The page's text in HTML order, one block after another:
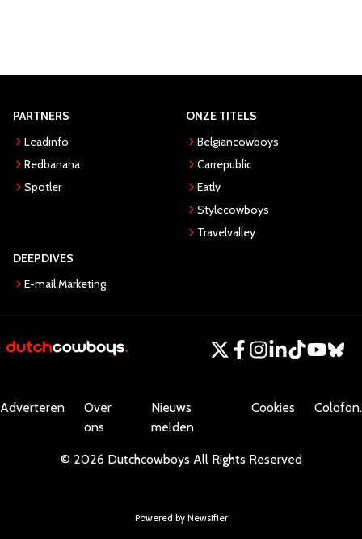
PARTNERS
Leadinfo
Redbanana
Spotler
ONZE TITELS
Belgiancowboys
Carrepublic
Eatly
Stylecowboys
Travelvalley
DEEPDIVES
E-mail Marketing
Adverteren
Over
ons
Nieuws
melden
Cookies Colofon.
© 2026 Dutchcowboys All Rights Reserved
Powered by Newsifier